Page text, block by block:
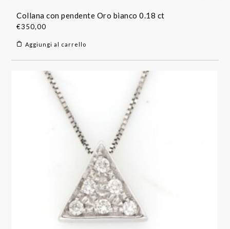
Collana con pendente Oro bianco 0.18 ct
€350,00
Aggiungi al carrello